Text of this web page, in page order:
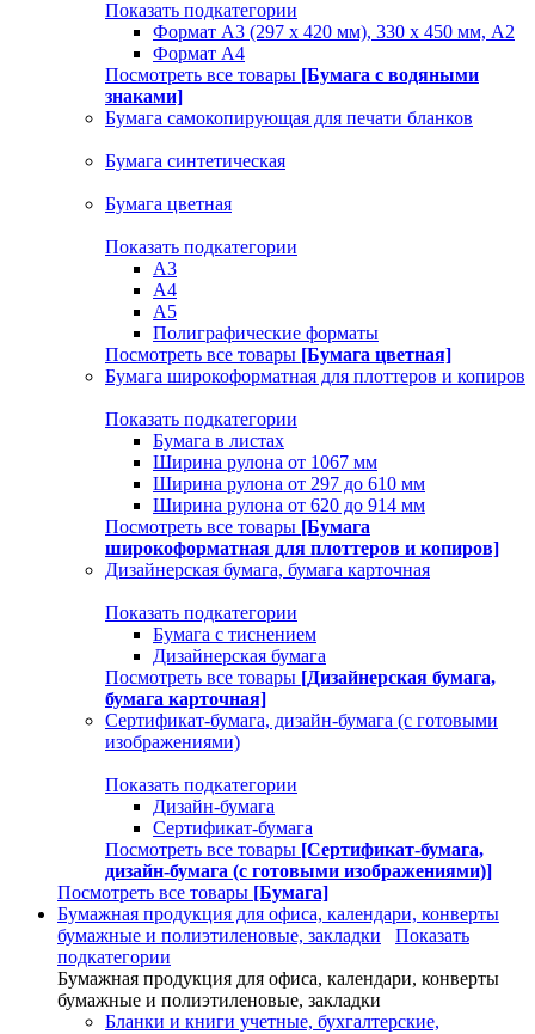
Показать подкатегории
Формат А3 (297 х 420 мм), 330 х 450 мм, А2
Формат А4
Посмотреть все товары [Бумага с водяными
знаками]
Бумага самокопирующая для печати бланков
Бумага синтетическая
Бумага цветная
Показать подкатегории
A3
A4
А5
Полиграфические форматы
Посмотреть все товары [Бумага цветная]
Бумага широкоформатная для плоттеров и копиров
Показать подкатегории
Бумага в листах
Ширина рулона от 1067 мм
Ширина рулона от 297 до 610 мм
Ширина рулона от 620 до 914 мм
Посмотреть все товары [Бумага
широкоформатная для плоттеров и копиров]
Дизайнерская бумага, бумага карточная
Показать подкатегории
Бумага с тиснением
Дизайнерская бумага
Посмотреть все товары [Дизайнерская бумага,
бумага карточная]
Сертификат-бумага, дизайн-бумага (с готовыми
изображениями)
Показать подкатегории
Дизайн-бумага
Сертификат-бумага
Посмотреть все товары [Сертификат-бумага,
дизайн-бумага (с готовыми изображениями)]
Посмотреть все товары [Бумага]
Бумажная продукция для офиса, календари, конверты
бумажные и полиэтиленовые, закладки
Показать
подкатегории
Бумажная продукция для офиса, календари, конверты
бумажные и полиэтиленовые, закладки
Бланки и книги учетные, бухгалтерские,